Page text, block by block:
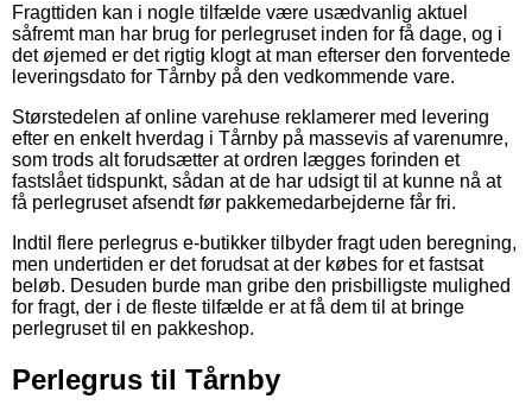
Fragttiden kan i nogle tilfælde være usædvanlig aktuel
såfremt man har brug for perlegruset inden for få dage, og i
det øjemed er det rigtig klogt at man efterser den forventede
leveringsdato for Tårnby på den vedkommende vare.
Størstedelen af online varehuse reklamerer med levering
efter en enkelt hverdag i Tårnby på massevis af varenumre,
som trods alt forudsætter at ordren lægges forinden et
fastslået tidspunkt, sådan at de har udsigt til at kunne nå at
få perlegruset afsendt før pakkemedarbejderne får fri.
Indtil flere perlegrus e-butikker tilbyder fragt uden beregning,
men undertiden er det forudsat at der købes for et fastsat
beløb. Desuden burde man gribe den prisbilligste mulighed
for fragt, der i de fleste tilfælde er at få dem til at bringe
perlegruset til en pakkeshop.
Perlegrus til Tårnby